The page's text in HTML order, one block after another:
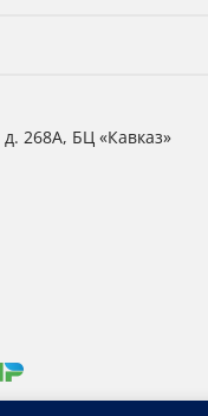
268А, БЦ «Кавказ»